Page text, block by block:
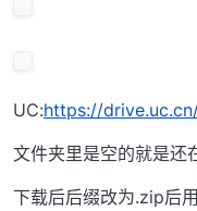
UC:https://
文件夹里是空的就是还
下载后后缀改为.zip后